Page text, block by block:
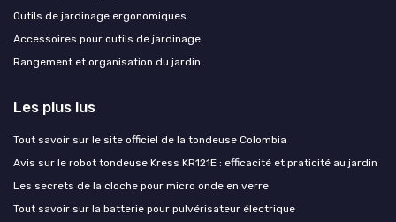
Outils de jardinage ergonomiques
Accessoires pour outils de jardinage
Rangement et organisation du jardin
Les plus lus
Tout savoir sur le site officiel de la tondeuse Colombia
Avis sur le robot tondeuse Kress KR121E : efficacité et praticité au jardin
Les secrets de la cloche pour micro onde en verre
Tout savoir sur la batterie pour pulvérisateur électrique